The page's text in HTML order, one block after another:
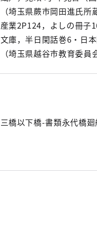
（埼玉県蕨市岡田進氏
産業2P124，よしの冊子
文庫，半日閑話巻6・日
（埼玉県越谷市教育委
三橋以下橋-書類永代橋